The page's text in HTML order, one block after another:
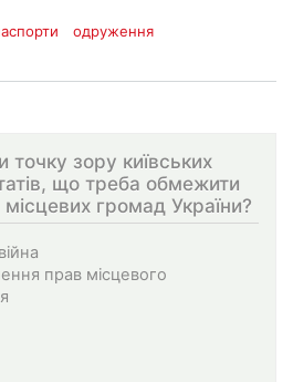
одруження
точку зору київських
що треба обмежити
місцевих громад України?
прав місцевого